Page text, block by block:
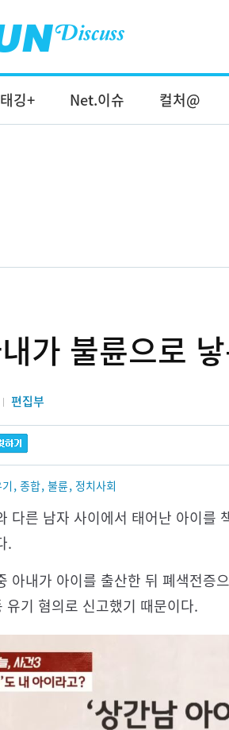
태깅+ Net.이슈 컬처@
가 불륜으로
| 편집부
, 종합, 불륜, 정치사회
다른 남자 사이에서 태어난 아이를
.
아내가 아이를 출산한 뒤 폐색전증
유기 혐의로 신고했기 때문이다.